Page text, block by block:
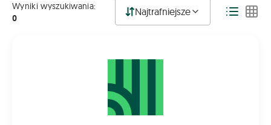
Wyniki wyszukiwania:
0
Najtrafniejsze